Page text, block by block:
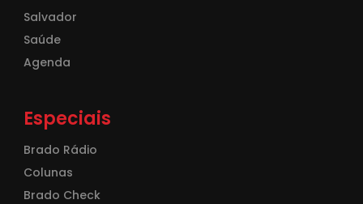
Salvador
Saúde
Agenda
Especiais
Brado Rádio
Colunas
Brado Check